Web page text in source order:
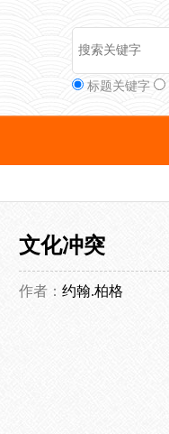
标题关键字
文化冲突
作者：约翰.柏格